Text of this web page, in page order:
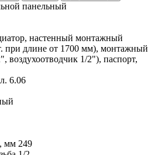
панельный
настенный монтажный
при длине от 1700 мм), монтажный
воздухоотводчик 1/2"), паспорт,
6.06
мм 249